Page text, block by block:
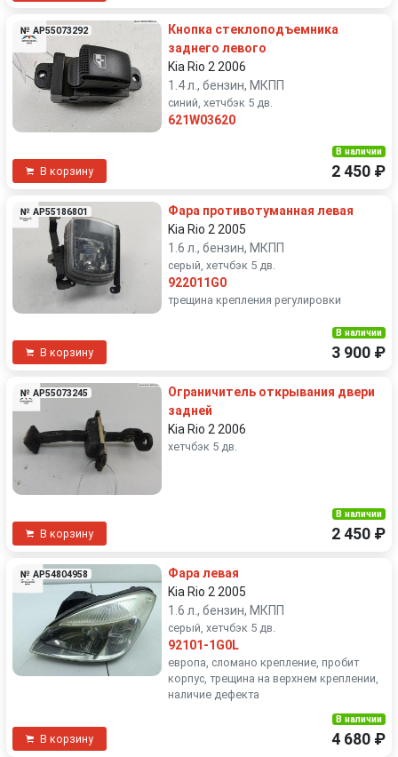
№ AP55073292
Кнопка стеклоподъемника
заднего левого
Kia Rio 2 2006
1.4 л., бензин, МКПП
синий, хетчбэк 5 дв.
621W03620
В корзину
В наличии
2 450 ₽
№ AP55186801
Фара противотуманная левая
Kia Rio 2 2005
1.6 л., бензин, МКПП
серый, хетчбэк 5 дв.
922011G0
трещина крепления регулировки
В корзину
В наличии
3 900 ₽
№ AP55073245
Ограничитель открывания двери
задней
Kia Rio 2 2006
хетчбэк 5 дв.
В корзину
В наличии
2 450 ₽
№ AP54804958
Фара левая
Kia Rio 2 2005
1.6 л., бензин, МКПП
серый, хетчбэк 5 дв.
92101-1G0L
европа, сломано крепление, пробит
корпус, трещина на верхнем креплении,
наличие дефекта
В корзину
В наличии
4 680 ₽